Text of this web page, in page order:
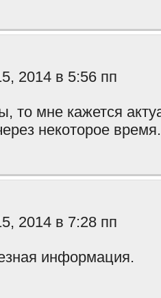
2014 в 5:56 пп
то мне кажется
некоторое время.
2014 в 7:28 пп
информация.